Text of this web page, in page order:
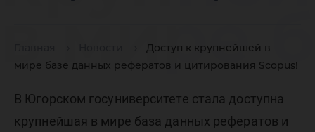
Доступ к крупнейшей в
мире базе данных рефератов и цитирования Scopus!
в мире
данных
В Югорском госуниверситете стала доступна
крупнейшая в мире база данных рефератов и